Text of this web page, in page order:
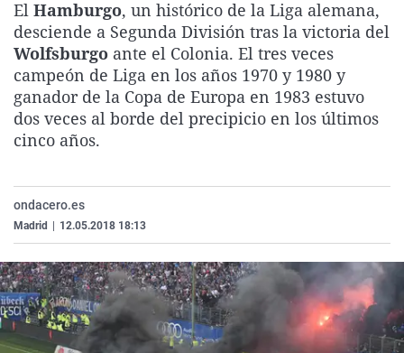
La rosa de los vientos
Gente viajera
Como el perro y el
Caso
Retornados
Equipo de
Operación Viuda
Extremadura
Galicia
La Rioja
Navarra
Virales
Televisión
Elecciones
El Hamburgo, un histórico de la Liga alemana,
desciende a Segunda División tras la victoria del
Wolfsburgo ante el Colonia. El tres veces
campeón de Liga en los años 1970 y 1980 y
ganador de la Copa de Europa en 1983 estuvo
dos veces al borde del precipicio en los últimos
cinco años.
ondacero.es
Madrid 12.05.2018 18:13